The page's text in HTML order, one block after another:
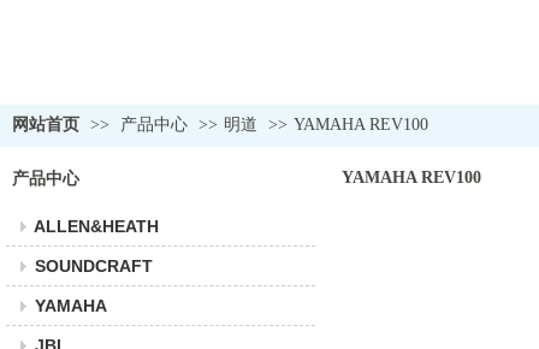
网站首页 >> 产品中心 >> 明道 >> YAMAHA REV100
产品中心
ALLEN&HEATH
SOUNDCRAFT
YAMAHA
YAMAHA REV100